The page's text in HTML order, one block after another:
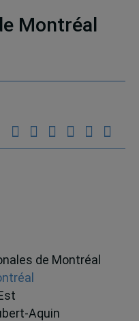
Montréal
de Montréal
Aquin